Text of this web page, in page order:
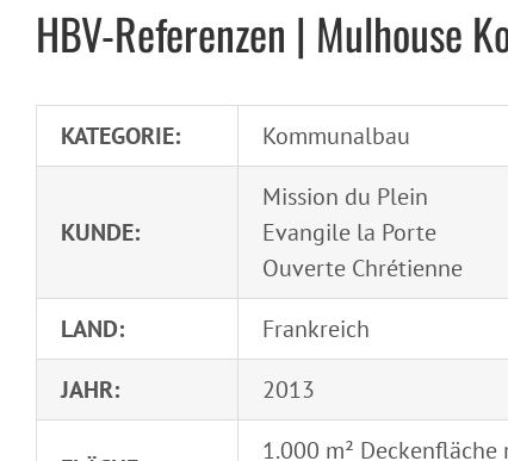
HBV-Referenzen | Mulhouse
KATEGORIE: Kommunalbau
KUNDE:
Mission du Plein
Evangile la Porte
Ouverte Chrétienne
LAND:
Frankreich
JAHR:
2013
1.000 m² Deckenfläche